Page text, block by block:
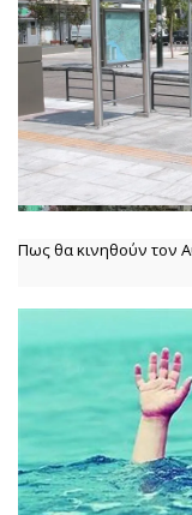
Πως θα κινηθούν τον